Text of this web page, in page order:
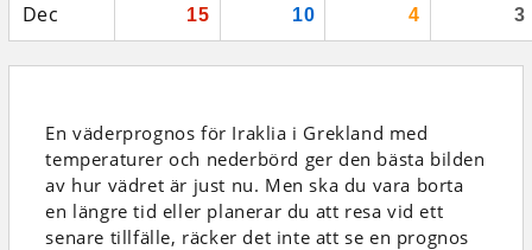
Dec 15 10 4 3
En väderprognos för Iraklia i Grekland med
temperaturer och nederbörd ger den bästa bilden
av hur vädret är just nu. Men ska du vara borta
en längre tid eller planerar du att resa vid ett
senare tillfälle, räcker det inte att se en prognos